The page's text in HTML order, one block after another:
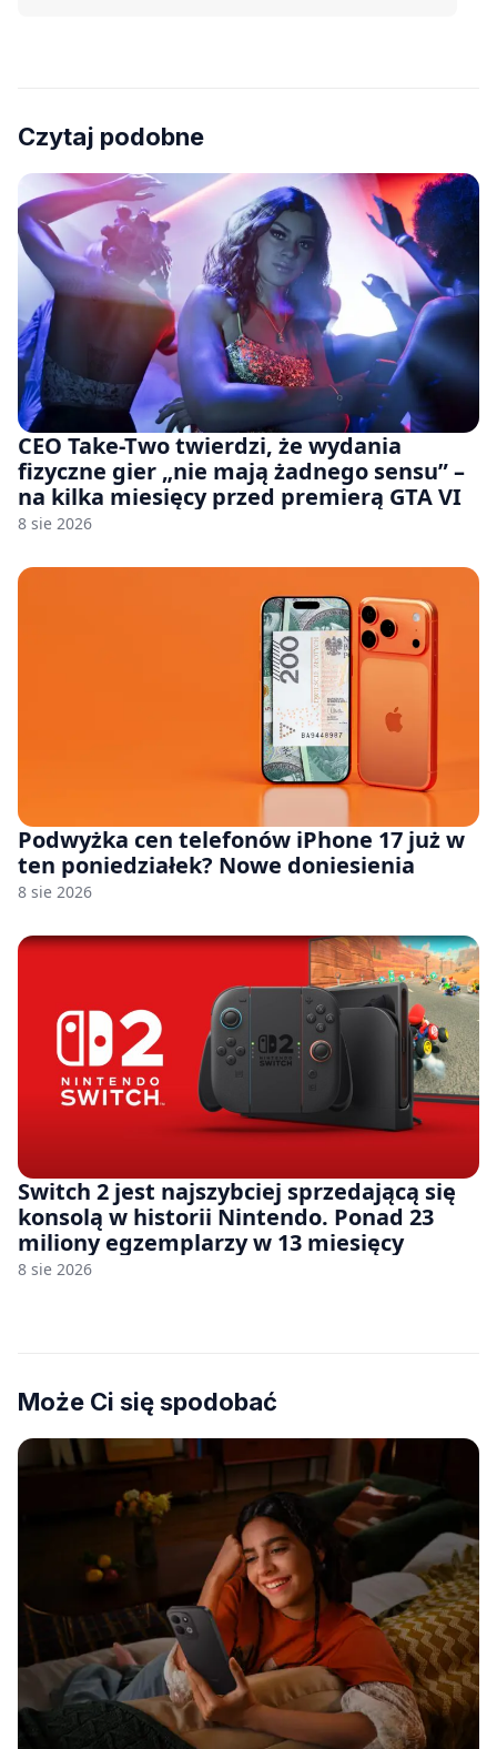
Czytaj podobne
CEO Take-Two twierdzi, że wydania
fizyczne gier „nie mają żadnego sensu” –
na kilka miesięcy przed premierą GTA VI
8 sie 2026
Podwyżka cen telefonów iPhone 17 już w
ten poniedziałek? Nowe doniesienia
8 sie 2026
Switch 2 jest najszybciej sprzedającą się
konsolą w historii Nintendo. Ponad 23
miliony egzemplarzy w 13 miesięcy
8 sie 2026
Może Ci się spodobać